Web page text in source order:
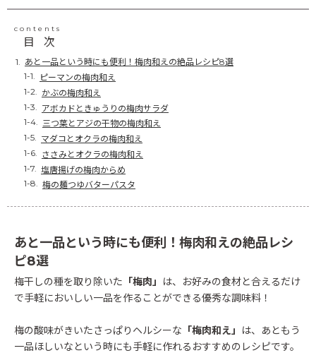
contents
目次
あと一品という時にも便利！梅肉和えの絶品レシピ8選
ピーマンの梅肉和え
かぶの梅肉和え
アボカドときゅうりの梅肉サラダ
三つ葉とアジの干物の梅肉和え
マダコとオクラの梅肉和え
ささみとオクラの梅肉和え
塩唐揚げの梅肉からめ
梅の麺つゆバターパスタ
あと一品という時にも便利！梅肉和えの絶品レシ
ピ8選
梅干しの種を取り除いた 「梅肉」
は、お好みの食材と合えるだけ
で手軽においしい一品を作ることができる優秀な調味料！
梅の酸味がきいたさっぱりヘルシーな 「梅肉和え」
は、あともう
一品ほしいなという時にも手軽に作れるおすすめのレシピです。